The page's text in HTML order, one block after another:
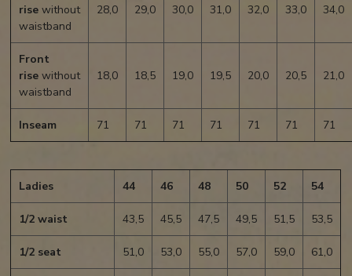
rise without
waistband
28,0 29,0 30,0 31,0 32,0 33,0 34,0
Front
risewithout
waistband
18,0 18,5 19,0 19,5 20,0 20,5 21,0
Inseam 71 71 71 71 71 71 71
Ladies 44 46 48 50 52 54
1/2 waist 43,5 45,5 47,5 49,5 51,5 53,5
1/2 seat 51,0 53,0 55,0 57,0 59,0 61,0